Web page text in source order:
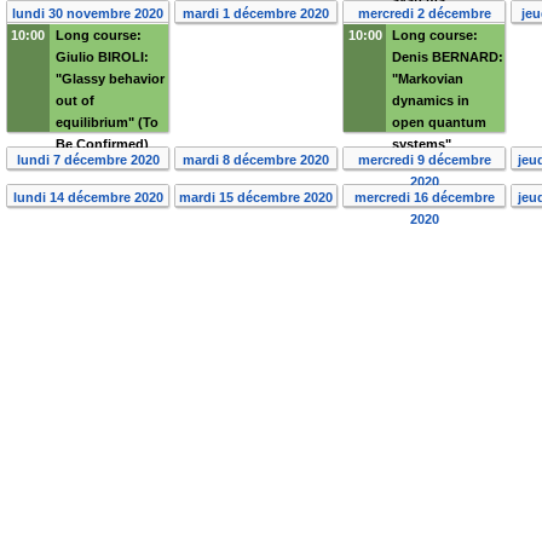
lundi 30 novembre 2020
10:00
Long course:
Giulio BIROLI:
"Glassy behavior
out of
equilibrium" (To
Be Confirmed)
mardi 1 décembre 2020
mercredi 2 décembre
2020
10:00
Long course:
Denis BERNARD:
"Markovian
dynamics in
open quantum
systems"
lundi 7 décembre 2020 mardi 8 décembre 2020
mercredi 9 décembre
2020
lundi 14 décembre 2020 mardi 15 décembre 2020
mercredi 16 décembre
2020